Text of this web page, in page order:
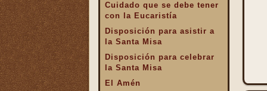
Cuidado que se debe tener
con la Eucaristía
Disposición para asistir a
la Santa Misa
Disposición para celebrar
la Santa Misa
El Amén